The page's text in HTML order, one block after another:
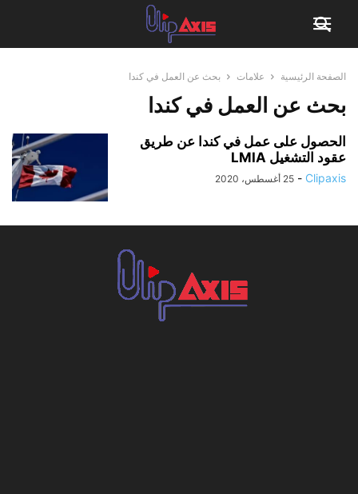
الصفحة الرئيسية علامات بحث عن العمل في كندا
بحث عن العمل في كندا
الحصول على عمل في كندا عن طريق
عقود التشغيل LMIA
Clipaxis
- 25 أغسطس، 2020